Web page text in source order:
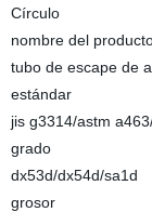
Círculo
nombre del
tubo de escape de
estándar
jis g3314/astm
grado
dx53d/dx54d/sa1d
grosor